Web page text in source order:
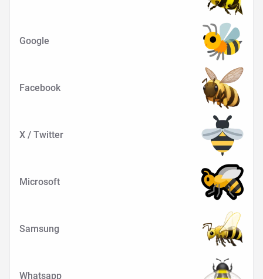
Google
Facebook
X / Twitter
Microsoft
Samsung
Whatsapp